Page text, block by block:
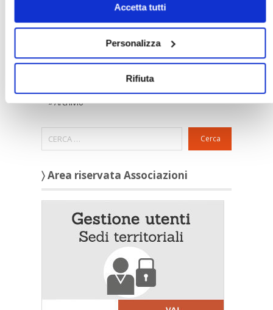
Accetta tutti
Personalizza
Rifiuta
Confedilizia notizie
Novità
Ultimi aggiornamenti
Rassegna stampa
»Archivio
Cerca
〉 Area riservata Associazioni